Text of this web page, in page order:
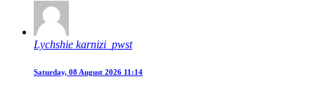
Lychshie karnizi_pwst
Saturday, 08 August 2026 11:14